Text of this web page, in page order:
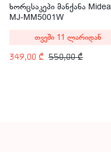
ხორცსაკეპი მანქანა Midea
MJ-MM5001W
550,00₾
349,00 ₾
თვეში 11 ლარიდან